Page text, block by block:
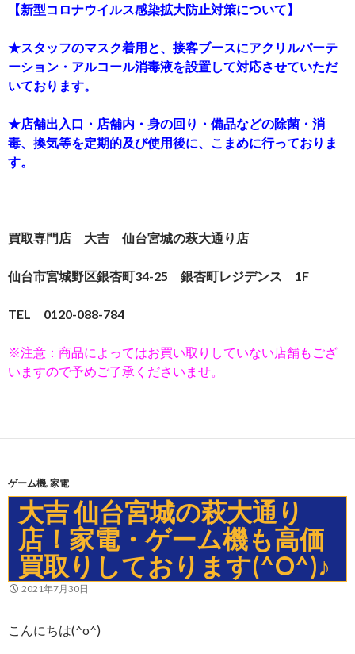
【新型コロナウイルス感染拡大防止対策について】
★スタッフのマスク着用と、接客ブースにアクリルパーテ
ーション・アルコール消毒液を設置して対応させていただ
いております。
★店舗出入口・店舗内・身の回り・備品などの除菌・消
毒、換気等を定期的及び使用後に、こまめに行っておりま
す。
買取専門店 大吉 仙台宮城の萩大通り店
仙台市宮城野区銀杏町34-25 銀杏町レジデンス 1F
TEL 0120-088-784
※注意：商品によってはお買い取りしていない店舗もござ
いますので予めご了承くださいませ。
ゲーム機, 家電
大吉 仙台宮城の萩大通り
店！家電・ゲーム機も高価
買取りしております(^O^)♪
2021年7月30日
こんにちは(^o^)